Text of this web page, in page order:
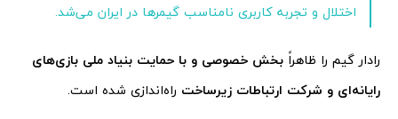
اختلال و تجربه کاربری نامناسب گیمرها در ایران می‌شد.
رادار گیم را ظاهراً بخش خصوصی و با حمایت بنیاد ملی بازی‌های
رایانه‌ای و شرکت ارتباطات زیرساخت راه‌اندازی شده است.